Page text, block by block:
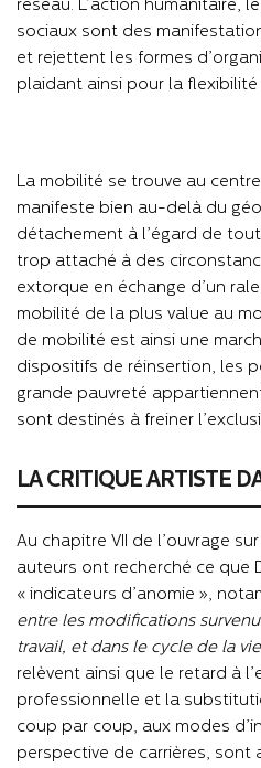
réseau. L’action humanitaire,
sociaux sont des
et rejettent les formes
plaidant ainsi pour la
La mobilité se trouve au
manifeste bien au-delà du
détachement à l’égard de
trop attaché à des
extorque en échange d’un
mobilité de la plus value au
de mobilité est ainsi une
dispositifs de réinsertion, les
grande pauvreté
sont destinés à freiner
LA CRITIQUE ARTISTE
Au chapitre VII de l’ouvrage
auteurs ont recherché ce que
« indicateurs d’anomie »,
entre les modifications
travail, et dans le cycle de la
relèvent ainsi que le retard à
professionnelle et la
coup par coup, aux modes
perspective de carrières, sont